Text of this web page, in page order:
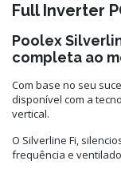
Full Inverter
Poolex
completa ao
Com base no seu
disponível com a
vertical.
O Silverline Fi,
frequência e